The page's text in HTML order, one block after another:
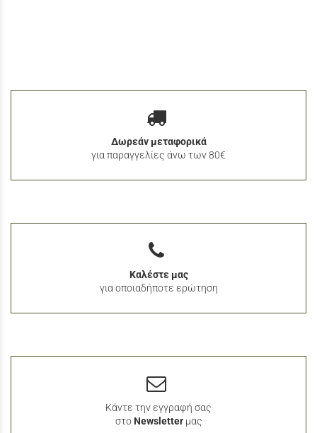
Δωρεάν μεταφορικά
για παραγγελίες άνω των 80€
Καλέστε μας
για οποιαδήποτε ερώτηση
Κάντε την εγγραφή σας
στο Newsletterμας